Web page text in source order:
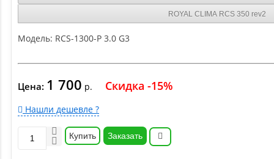
ROYAL CLIMA RCS 350 rev2
Модель: RCS-1300-P 3.0 G3
Цена: 1 700 р. Скидка -15%
Нашли дешевле ?
Купить Заказать